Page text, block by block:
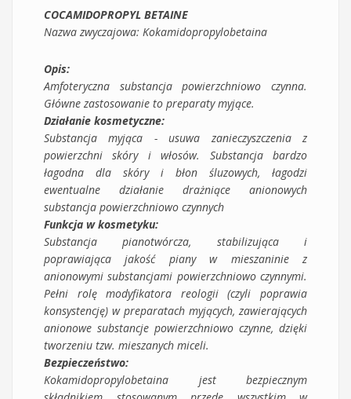
COCAMIDOPROPYL BETAINE
Nazwa zwyczajowa: Kokamidopropylobetaina
Opis:
Amfoteryczna substancja powierzchniowo czynna.
Główne zastosowanie to preparaty myjące.
Działanie kosmetyczne:
Substancja myjąca - usuwa zanieczyszczenia z
powierzchni skóry i włosów. Substancja bardzo
łagodna dla skóry i błon śluzowych, łagodzi
ewentualne działanie drażniące anionowych
substancja powierzchniowo czynnych
Funkcja w kosmetyku:
Substancja pianotwórcza, stabilizująca i
poprawiająca jakość piany w mieszaninie z
anionowymi substancjami powierzchniowo czynnymi.
Pełni rolę modyfikatora reologii (czyli poprawia
konsystencję) w preparatach myjących, zawierających
anionowe substancje powierzchniowo czynne, dzięki
tworzeniu tzw. mieszanych miceli.
Bezpieczeństwo:
Kokamidopropylobetaina jest bezpiecznym